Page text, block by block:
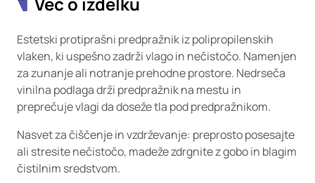
Estetski protiprašni predpražnik iz polipropilenskih
vlaken, ki uspešno zadrži vlago in nečistočo. Namenjen
za zunanje ali notranje prehodne prostore. Nedrseča
vinilna podlaga drži predpražnik na mestu in
preprečuje vlagi da doseže tla pod predpražnikom.
Nasvet za čiščenje in vzdrževanje: preprosto posesajte
ali stresite nečistočo, madeže zdrgnite z gobo in blagim
čistilnim sredstvom.